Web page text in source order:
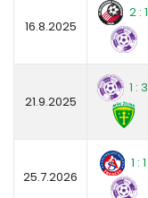
16.8.2025
2 : 1
21.9.2025
1 : 3
25.7.2026
1 : 1